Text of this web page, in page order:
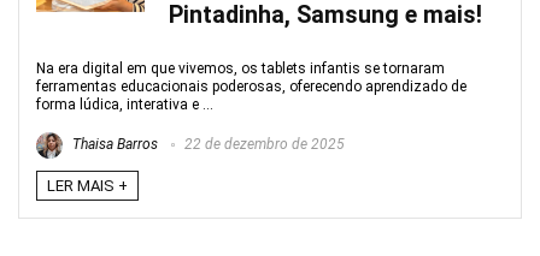
Pintadinha, Samsung e mais!
Na era digital em que vivemos, os tablets infantis se tornaram
ferramentas educacionais poderosas, oferecendo aprendizado de
forma lúdica, interativa e ...
Thaisa Barros 22 de dezembro de 2025
LER MAIS +